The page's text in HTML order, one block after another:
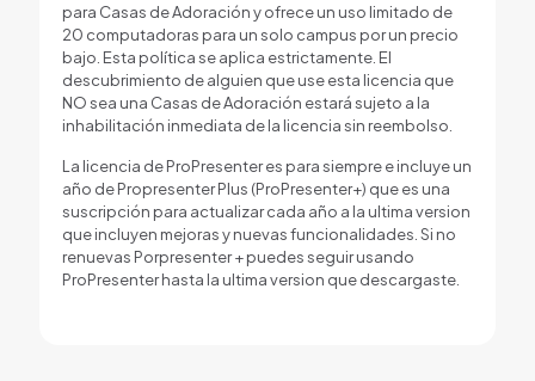
para Casas de Adoración y ofrece un uso limitado de
20 computadoras para un solo campus por un precio
bajo. Esta política se aplica estrictamente. El
descubrimiento de alguien que use esta licencia que
NO sea una Casas de Adoración estará sujeto a la
inhabilitación inmediata de la licencia sin reembolso.
La licencia de ProPresenter es para siempre e incluye un
año de Propresenter Plus (ProPresenter+) que es una
suscripción para actualizar cada año a la ultima version
que incluyen mejoras y nuevas funcionalidades. Si no
renuevas Porpresenter + puedes seguir usando
ProPresenter hasta la ultima version que descargaste.